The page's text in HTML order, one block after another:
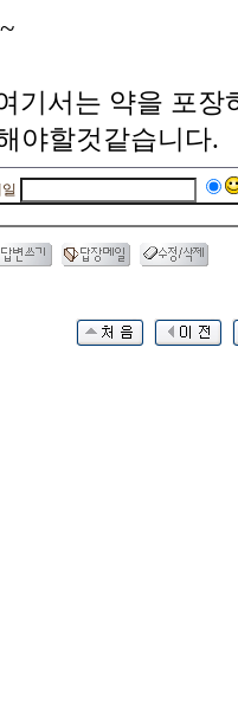
서는 약을 포장
야할것같습니다.